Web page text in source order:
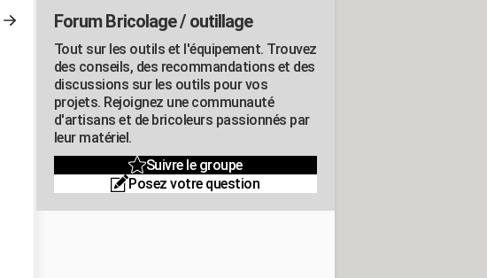
Forum Bricolage / outillage
Tout sur les outils et l'équipement. Trouvez
des conseils, des recommandations et des
discussions sur les outils pour vos
projets. Rejoignez une communauté
d'artisans et de bricoleurs passionnés par
leur matériel.
Suivre le groupe
Posez votre question